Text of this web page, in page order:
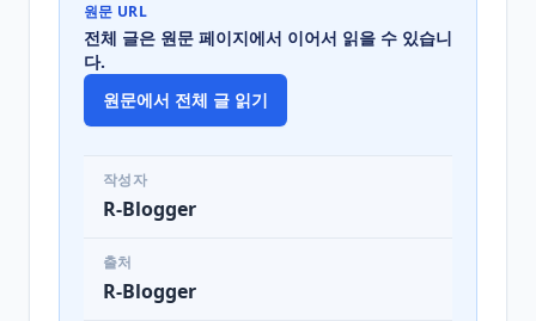
원문 URL
전체 글은 원문 페이지에서 이어서 읽을 수 있습니
다.
원문에서 전체 글 읽기
작성자
R-Blogger
출처
R-Blogger